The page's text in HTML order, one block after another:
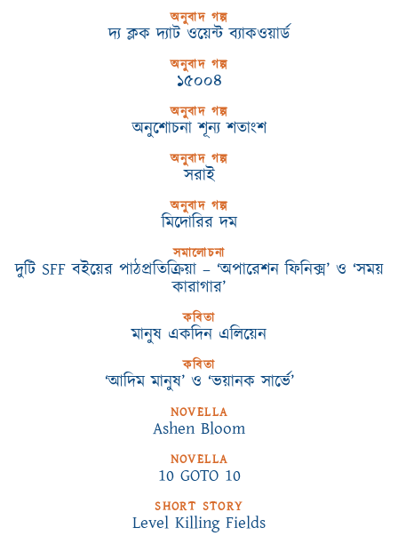
অনুবাদ গল্প
দ্য ক্লক দ্যাট ওয়েন্ট ব্যাকওয়ার্ড
অনুবাদ গল্প
১৫০০৪
অনুবাদ গল্প
অনুশোচনা শূন্য শতাংশ
অনুবাদ গল্প
সরাই
অনুবাদ গল্প
মিদোরির দম
সমালোচনা
দুটি SFF বইয়ের পাঠপ্রতিক্রিয়া – ‘অপারেশন ফিনিক্স’ ও ‘সময়
কারাগার’
কবিতা
মানুষ একদিন এলিয়েন
কবিতা
‘আদিম মানুষ’ ও ‘ভয়ানক সার্ভে’
NOVELLA
Ashen Bloom
NOVELLA
10 GOTO 10
SHORT STORY
Level Killing Fields